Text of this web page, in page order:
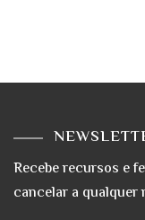
Recebe recursos e
cancelar a qualquer